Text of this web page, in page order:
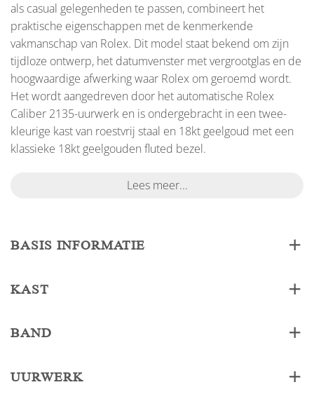
als casual gelegenheden te passen, combineert het
praktische eigenschappen met de kenmerkende
vakmanschap van Rolex. Dit model staat bekend om zijn
tijdloze ontwerp, het datumvenster met vergrootglas en de
hoogwaardige afwerking waar Rolex om geroemd wordt.
Het wordt aangedreven door het automatische Rolex
Caliber 2135-uurwerk en is ondergebracht in een twee-
kleurige kast van roestvrij staal en 18kt geelgoud met een
klassieke 18kt geelgouden fluted bezel.
Lees meer...
BASIS INFORMATIE
KAST
BAND
UURWERK